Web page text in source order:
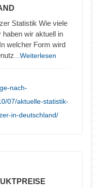
Statistik Wie viele
haben wir aktuell in
welcher Form wird
...Weiterlesen
nach-
07/aktuelle-statistik-
in-deutschland/